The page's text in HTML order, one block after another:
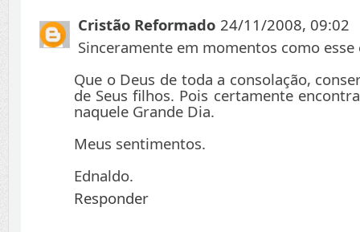
Cristão Reformado 24/11/2008, 09:02
Sinceramente em momentos como esse
Que o Deus de toda a consolação,
de Seus filhos. Pois certamente
naquele Grande Dia.
Meus sentimentos.
Ednaldo.
Responder